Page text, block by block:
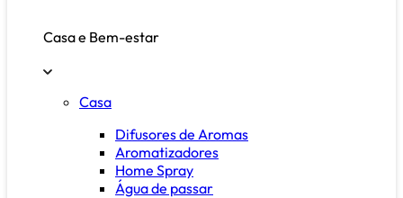
Casa e Bem-estar
Casa
Difusores de Aromas
Aromatizadores
Home Spray
Água de passar